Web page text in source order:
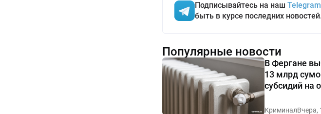
Подписывайтесь на наш Telegram
быть в курсе последних
Популярные новости
В Фергане
13 млрд
субсидий на
КриминалВчера,